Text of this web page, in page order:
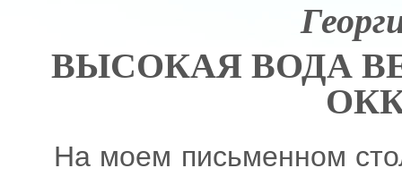
ВЫСОКАЯ ВОДА
На моем письменном